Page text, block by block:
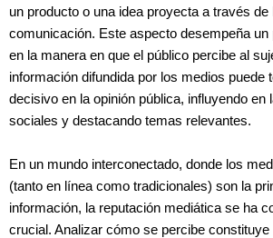
un producto o una idea proyecta a través
comunicación. Este aspecto desempeña un
en la manera en que el público percibe al
información difundida por los medios puede
decisivo en la opinión pública, influyendo en
sociales y destacando temas relevantes.
En un mundo interconectado, donde los
(tanto en línea como tradicionales) son la
información, la reputación mediática se ha
crucial. Analizar cómo se percibe constituye